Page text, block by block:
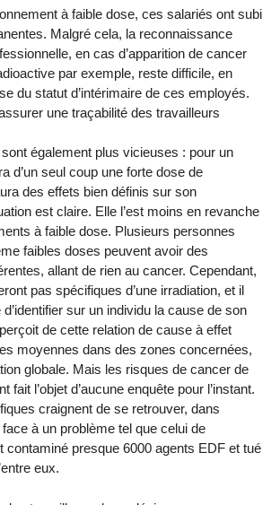
à faible dose, ces salariés ont subi
Malgré cela, la reconnaissance
en cas d’apparition de cancer
par exemple, reste difficile, en
du statut d’intérimaire de ces employés.
une traçabilité des travailleurs
également plus vicieuses : pour un
d’un seul coup une forte dose de
des effets bien définis sur son
est claire. Elle l’est moins en revanche
à faible dose. Plusieurs personnes
faibles doses peuvent avoir des
allant de rien au cancer. Cependant,
pas spécifiques d’une irradiation, et il
d’identifier sur un individu la cause de son
de cette relation de cause à effet
moyennes dans des zones concernées,
globale. Mais les risques de cancer de
fait l’objet d’aucune enquête pour l’instant.
craignent de se retrouver, dans
à un problème tel que celui de
contaminé presque 6000 agents EDF et tué
eux.